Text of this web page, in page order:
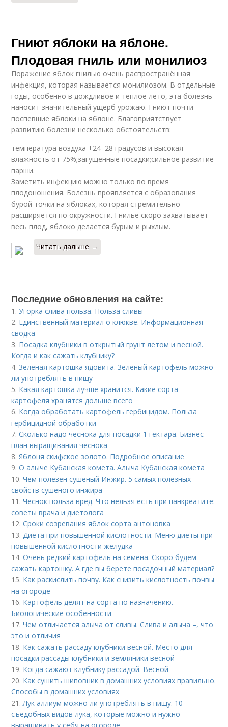
Гниют яблоки на яблоне.
Плодовая гниль или монилиоз
Поражение яблок гнилью очень распространённая
инфекция, которая называется монилиозом. В отдельные
годы, особенно в дождливое и тёплое лето, эта болезнь
наносит значительный ущерб урожаю. Гниют почти
поспевшие яблоки на яблоне. Благоприятствует
развитию болезни несколько обстоятельств:
температура воздуха +24–28 градусов и высокая
влажность от 75%;загущённые посадки;сильное развитие
парши.
Заметить инфекцию можно только во время
плодоношения. Болезнь проявляется с образования
бурой точки на яблоках, которая стремительно
расширяется по окружности. Гнилье скоро захватывает
весь плод, яблоко делается бурым и рыхлым.
Читать дальше →
Последние обновления на сайте:
1.Угорка слива польза. Польза сливы
2. Единственный материал о клюкве. Информационная
сводка
3. Посадка клубники в открытый грунт летом и весной.
Когда и как сажать клубнику?
4.Зеленая картошка ядовита. Зеленый картофель можно
ли употреблять в пищу
5. Какая картошка лучше хранится. Какие сорта
картофеля хранятся дольше всего
6. Когда обработать картофель гербицидом. Польза
гербицидной обработки
7.Сколько надо чеснока для посадки 1 гектара. Бизнес-
план выращивания чеснока
8.Яблоня скифское золото. Подробное описание
9.О алыче Кубанская комета. Алыча Кубанская комета
10.Чем полезен сушеный Инжир. 5 самых полезных
свойств сушеного инжира
11.Чеснок польза вред. Что нельзя есть при панкреатите:
советы врача и диетолога
12.Сроки созревания яблок сорта антоновка
13.Диета при повышенной кислотности. Меню диеты при
повышенной кислотности желудка
14.Очень редкий картофель на семена. Скоро будем
сажать картошку. А где вы берете посадочный материал?
15. Как раскислить почву. Как снизить кислотность почвы
на огороде
16. Картофель делят на сорта по назначению.
Биологические особенности
17.Чем отличается алыча от сливы. Слива и алыча –, что
это и отличия
18. Как сажать рассаду клубники весной. Место для
посадки рассады клубники и земляники весной
19. Когда сажают клубнику рассадой. Весной
20. Как сушить шиповник в домашних условиях правильно.
Способы в домашних условиях
21.Лук аллиум можно ли употреблять в пищу. 10
съедобных видов лука, которые можно и нужно